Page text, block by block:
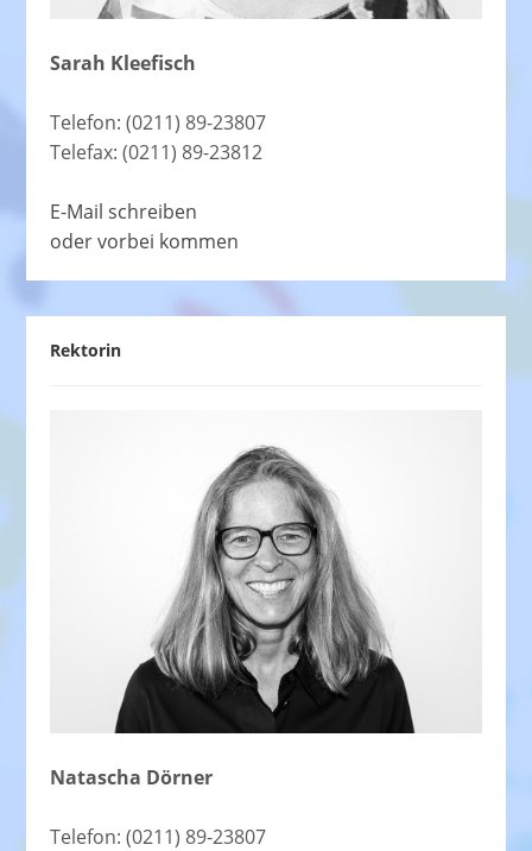
Sarah Kleefisch
Telefon: (0211) 89-23807
Telefax: (0211) 89-23812
E-Mail schreiben
oder vorbei kommen
Rektorin
Natascha Dörner
Telefon: (0211) 89-23807